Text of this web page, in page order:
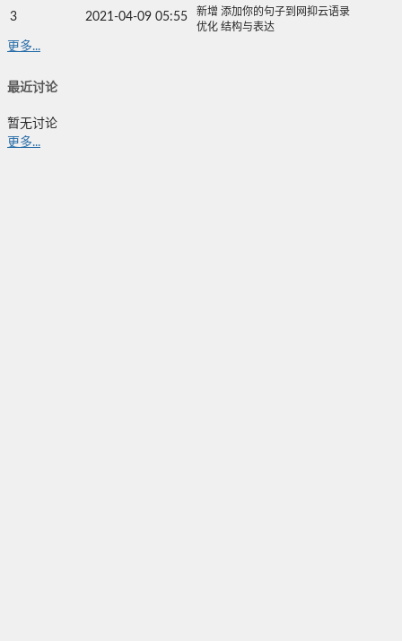
3 2021-04-09 05:55
新增 添加你的句子到网抑云语录
优化 结构与表达
更多...
最近讨论
暂无讨论
更多...